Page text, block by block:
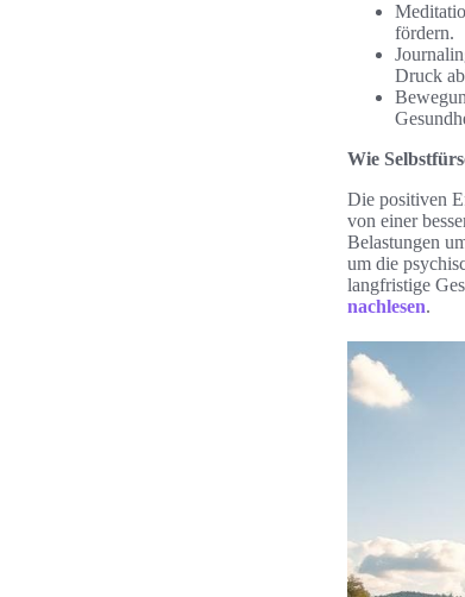
fördern.
Druck
Wie
Die positiven
von einer
Belastungen
um die
langfristige
nachlesen.